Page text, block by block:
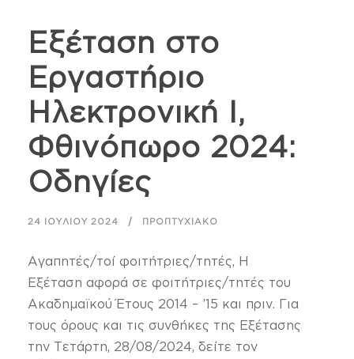
Εξέταση στο
Εργαστήριο
Ηλεκτρονική I,
Φθινόπωρο 2024:
Οδηγίες
24 ΙΟΥΛΊΟΥ 2024 ΠΡΟΠΤΥΧΙΑΚΌ
Αγαπητές/τοί φοιτήτριες/τητές, Η
Εξέταση αφορά σε φοιτήτριες/τητές του
Ακαδημαϊκού Έτους 2014 – ’15 και πριν. Για
τους όρους και τις συνθήκες της Εξέτασης
την Τετάρτη, 28/08/2024, δείτε τον